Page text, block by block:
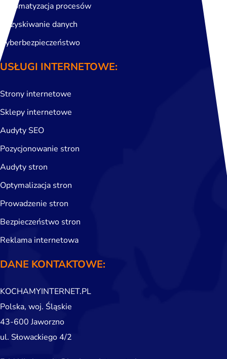
Automatyzacja procesów
Odzyskiwanie danych
Cyberbezpieczeństwo
USŁUGI INTERNETOWE:
Strony internetowe
Sklepy internetowe
Audyty SEO
Pozycjonowanie stron
Audyty stron
Optymalizacja stron
Prowadzenie stron
Bezpieczeństwo stron
Reklama internetowa
DANE KONTAKTOWE:
KOCHAMYINTERNET.PL
Polska, woj. Śląskie
43-600 Jaworzno
ul. Słowackiego 4/2